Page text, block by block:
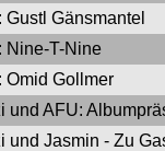
Gustl Gänsmantel
Nine-T-Nine
Omid Gollmer
und AFU:
und Jasmin - Zu